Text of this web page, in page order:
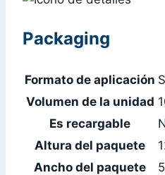
Packaging
Formato de aplicación
Volumen de la unidad
Es recargable
Altura del paquete
Ancho del paquete